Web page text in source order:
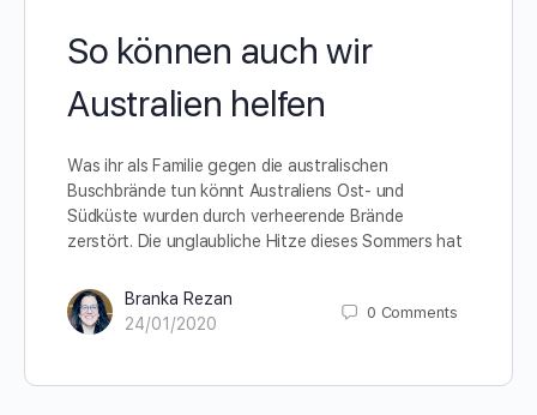
So können auch wir
Australien helfen
Was ihr als Familie gegen die australischen
Buschbrände tun könnt Australiens Ost- und
Südküste wurden durch verheerende Brände
zerstört. Die unglaubliche Hitze dieses Sommers hat
Branka Rezan
24/01/2020
0 Comments